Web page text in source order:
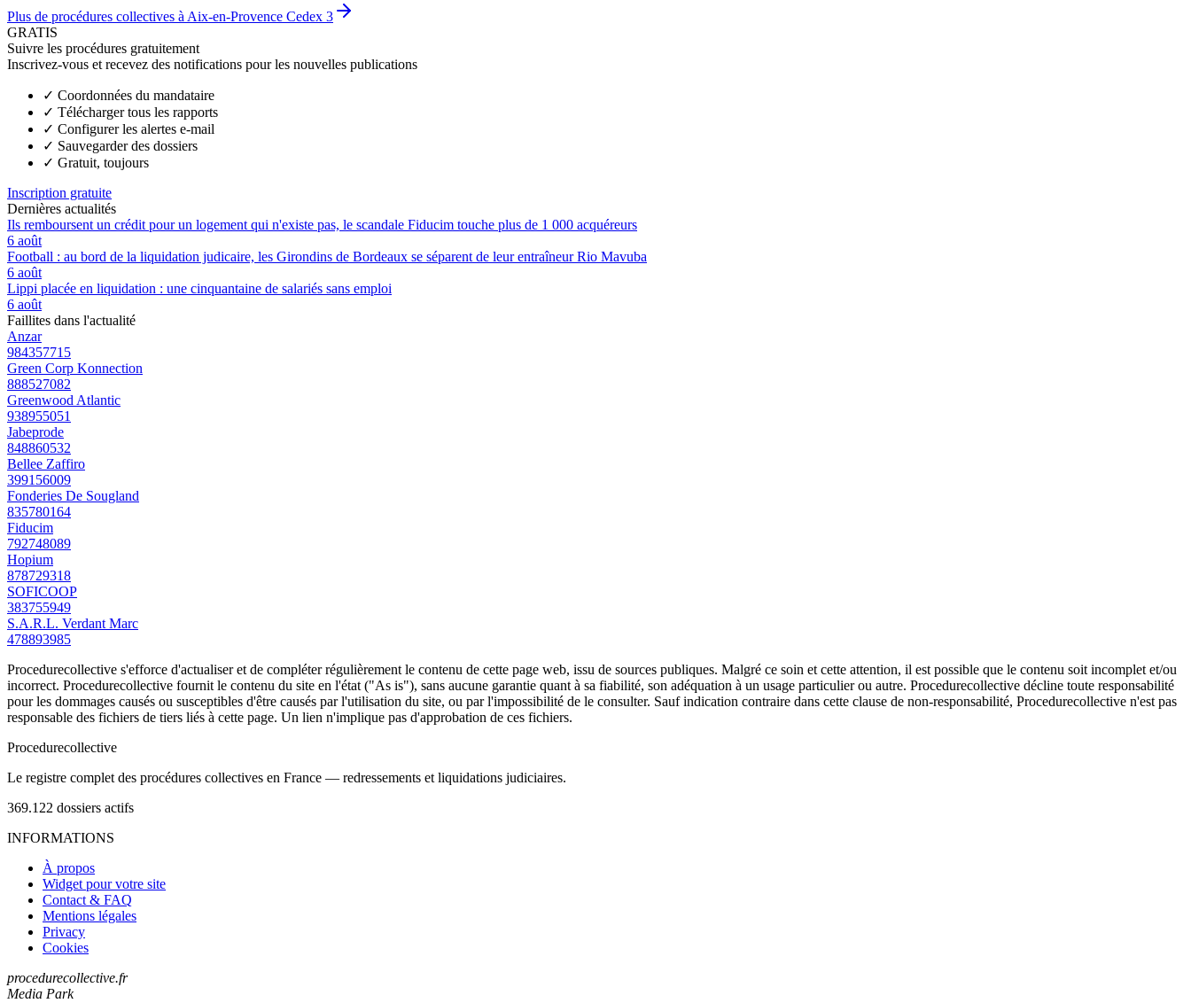
Plus de procédures collectives à Aix-en-Provence Cedex 3
GRATIS
Suivre les procédures gratuitement
Inscrivez-vous et recevez des notifications pour les nouvelles publications
✓ Coordonnées du mandataire
✓ Télécharger tous les rapports
✓ Configurer les alertes e-mail
✓ Sauvegarder des dossiers
✓ Gratuit, toujours
Inscription gratuite
Dernières actualités
Ils remboursent un crédit pour un logement qui n'existe pas, le scandale Fiducim touche plus de 1 000 acquéreurs
6 août
Football : au bord de la liquidation judicaire, les Girondins de Bordeaux se séparent de leur entraîneur Rio Mavuba
6 août
Lippi placée en liquidation : une cinquantaine de salariés sans emploi
6 août
Faillites dans l'actualité
Anzar
984357715
Green Corp Konnection
888527082
Greenwood Atlantic
938955051
Jabeprode
848860532
Bellee Zaffiro
399156009
Fonderies De Sougland
835780164
Fiducim
792748089
Hopium
878729318
SOFICOOP
383755949
S.A.R.L. Verdant Marc
478893985
Procedurecollective s'efforce d'actualiser et de compléter régulièrement le contenu de cette page web, issu de sources publiques. Malgré ce soin et cette attention, il est possible que le contenu soit incomplet et/ou
incorrect. Procedurecollective fournit le contenu du site en l'état ("As is"), sans aucune garantie quant à sa fiabilité, son adéquation à un usage particulier ou autre. Procedurecollective décline toute responsabilité
pour les dommages causés ou susceptibles d'être causés par l'utilisation du site, ou par l'impossibilité de le consulter. Sauf indication contraire dans cette clause de non-responsabilité, Procedurecollective n'est pas
responsable des fichiers de tiers liés à cette page. Un lien n'implique pas d'approbation de ces fichiers.
Procedurecollective
Le registre complet des procédures collectives en France — redressements et liquidations judiciaires.
369.122 dossiers actifs
INFORMATIONS
À propos
Widget pour votre site
Contact & FAQ
Mentions légales
Privacy
Cookies
procedurecollective.fr
Media Park